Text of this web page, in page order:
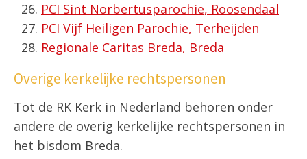
PCI Sint Norbertusparochie, Roosendaal
PCI Vijf Heiligen Parochie, Terheijden
Regionale Caritas Breda, Breda
Overige kerkelijke rechtspersonen
Tot de RK Kerk in Nederland behoren onder
andere de overig kerkelijke rechtspersonen in
het bisdom Breda.